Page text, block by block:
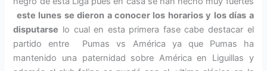
este lunes se dieron a conocer los horarios y los días a
disputarse lo cual en esta primera fase cabe destacar el
partido entre Pumas vs América ya que Pumas ha
mantenido una paternidad sobre América en Liguillas y